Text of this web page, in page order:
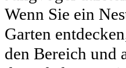
Wenn Sie ein
Garten
den Bereich und